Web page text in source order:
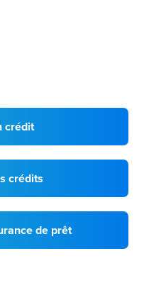
crédit
crédits
de prêt